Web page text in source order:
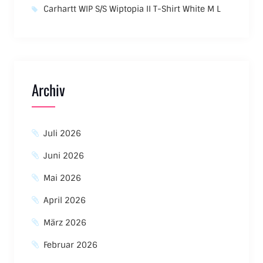
Carhartt WIP S/S Wiptopia II T-Shirt White M L
Archiv
Juli 2026
Juni 2026
Mai 2026
April 2026
März 2026
Februar 2026